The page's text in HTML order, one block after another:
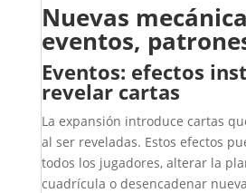
Nuevas
eventos,
Eventos: efectos
revelar cartas
La expansión introduce cartas
al ser reveladas. Estos efectos
todos los jugadores, alterar la
cuadrícula o desencadenar